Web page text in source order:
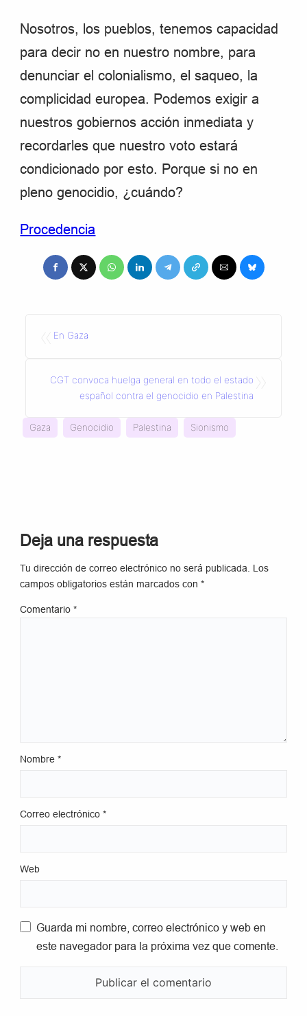
Nosotros, los pueblos, tenemos capacidad
para decir no en nuestro nombre, para
denunciar el colonialismo, el saqueo, la
complicidad europea. Podemos exigir a
nuestros gobiernos acción inmediata y
recordarles que nuestro voto estará
condicionado por esto. Porque si no en
pleno genocidio, ¿cuándo?
Procedencia
En Gaza
CGT convoca huelga general en todo el estado
español contra el genocidio en Palestina
Gaza Genocidio Palestina Sionismo
Deja una respuesta
Tu dirección de correo electrónico no será publicada. Los
campos obligatorios están marcados con*
Comentario*
Nombre*
Correo electrónico*
Web
Guarda mi nombre, correo electrónico y web en
este navegador para la próxima vez que comente.